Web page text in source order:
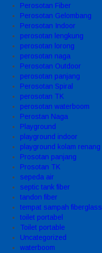
Perosotan Fiber
Perosotan Gelombang
Perosotan Indoor
perosotan lengkung
perosotan lorong
perosotan naga
Perosotan Outdoor
perosotan panjang
Perosotan Spiral
perosotan TK
perosotan waterboom
Perostan Naga
Playground
playground indoor
playground kolam renang
Prosotan panjang
Prosotan TK
sepeda air
septic tank fiber
tandon fiber
tempat sampah fiberglass
toilet portabel
Toilet portable
Uncategorized
waterboom